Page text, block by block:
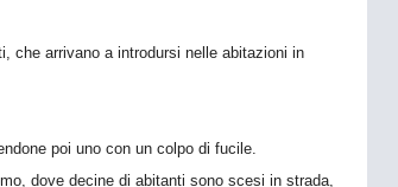
che arrivano a introdursi nelle abitazioni in
poi uno con un colpo di fucile.
dove decine di abitanti sono scesi in strada,